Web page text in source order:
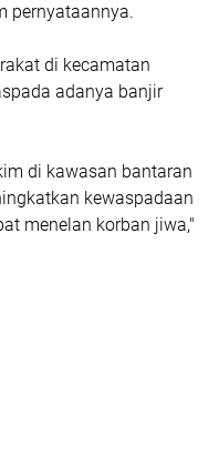
pernyataannya.
di kecamatan
adanya banjir
di kawasan bantaran
kewaspadaan
menelan korban jiwa,"